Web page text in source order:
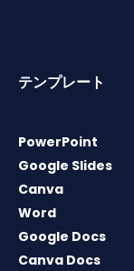
テンプレート
PowerPoint
Google Slides
Canva
Word
Google Docs
Canva Docs